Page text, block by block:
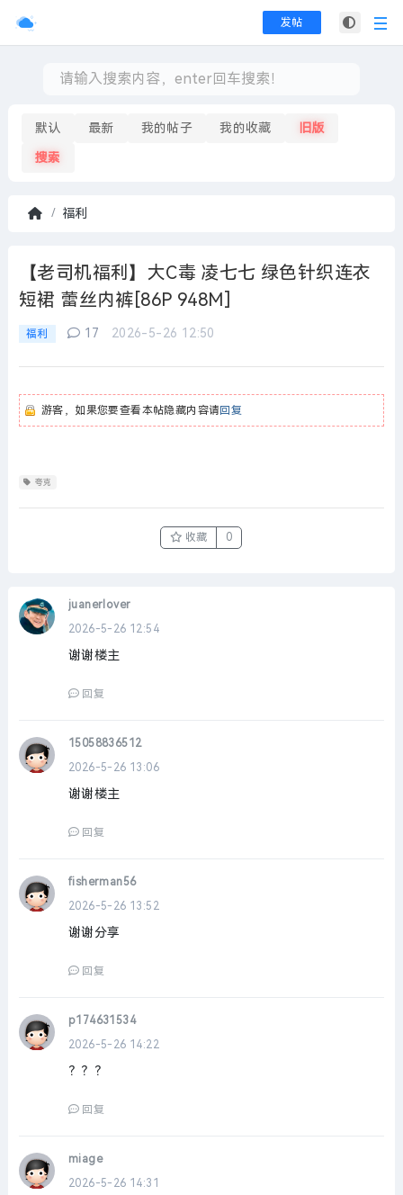
发帖
默认 最新 我的帖子 我的收藏 旧版
搜索
页
福利
【老司机福利】大C毒 凌七七 绿色针织连衣
短裙 蕾丝内裤[86P 948M]
福利 17 2026-5-26 12:50
游客，如果您要查看本帖隐藏内容请回复
夸克
收藏 0
juanerlover
2026-5-26 12:54
谢谢楼主
回复
15058836512
2026-5-26 13:06
谢谢楼主
回复
fisherman56
2026-5-26 13:52
谢谢分享
回复
p174631534
2026-5-26 14:22
？？？
回复
miage
2026-5-26 14:31